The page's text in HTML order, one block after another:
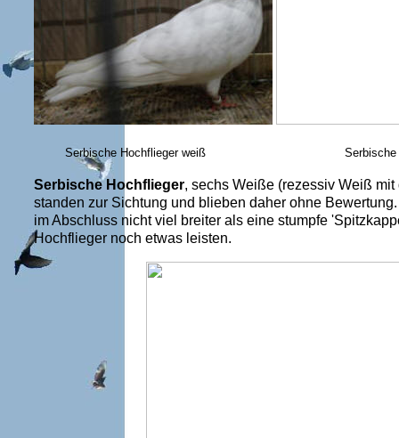
Serbische Hochflieger weiß
Serbische Hochflieger, sechs Weiße (rezessiv Weiß
standen zur Sichtung und blieben daher ohne
im Abschluss nicht viel breiter als eine stumpfe
Hochflieger noch etwas leisten.